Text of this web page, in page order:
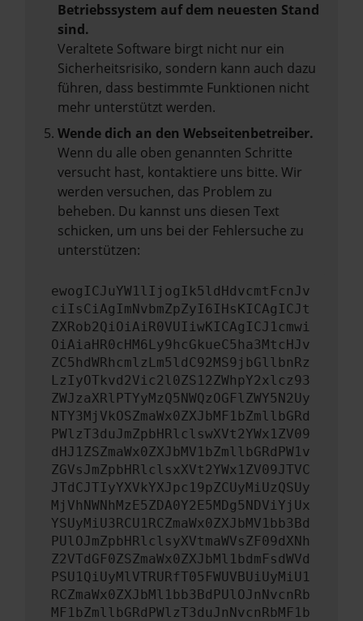
Betriebssystem auf dem neuesten Stand
sind.
Veraltete Software birgt nicht nur ein
Sicherheitsrisiko, sondern kann auch dazu
führen, dass bestimmte Funktionen nicht
mehr unterstützt werden.
Wende dich an den Webseitenbetreiber.
Wenn du alle oben genannten Schritte
versucht hast, kontaktiere uns bitte. Wir
werden versuchen, das Problem zu
beheben. Du kannst uns diesen Text
schicken, um uns bei der Fehlersuche zu
unterstützen:
ewogICJuYW1lIjogIk5ldHdvcmtFcnJv
ciIsCiAgImNvbmZpZyI6IHsKICAgICJt
ZXRob2QiOiAiR0VUIiwKICAgICJ1cmwi
OiAiaHR0cHM6Ly9hcGkueC5ha3MtcHJv
ZC5hdWRhcmlzLm5ldC92MS9jbGllbnRz
LzIyOTkvd2Vic2l0ZS12ZWhpY2xlcz93
ZWJzaXRlPTYyMzQ5NWQzOGFlZWY5N2Uy
NTY3MjVkOSZmaWx0ZXJbMF1bZmllbGRd
PWlzT3duJmZpbHRlclswXVt2YWx1ZV09
dHJ1ZSZmaWx0ZXJbMV1bZmllbGRdPW1v
ZGVsJmZpbHRlclsxXVt2YWx1ZV09JTVC
JTdCJTIyYXVkYXJpc19pZCUyMiUzQSUy
MjVhNWNhMzE5ZDA0Y2E5MDg5NDViYjUx
YSUyMiU3RCU1RCZmaWx0ZXJbMV1bb3Bd
PUlOJmZpbHRlclsyXVtmaWVsZF09dXNh
Z2VTdGF0ZSZmaWx0ZXJbMl1bdmFsdWVd
PSU1QiUyMlVTRURfT05FWUVBUiUyMiU1
RCZmaWx0ZXJbMl1bb3BdPUlOJnNvcnRb
MF1bZmllbGRdPWlzT3duJnNvcnRbMF1b